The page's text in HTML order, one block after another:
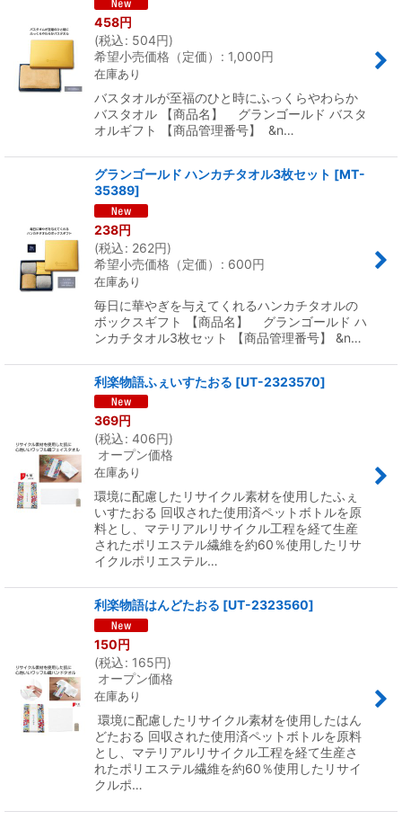
458円
(税込: 504円)
希望小売価格（定価）
: 1,000円
在庫あり
バスタオルが至福のひと時にふっくらやわらか
バスタオル 【商品名】 グランゴールド バスタ
オルギフト 【商品管理番号】 &n…
グランゴールド ハンカチタオル3枚セット [MT-
35389]
238円
(税込: 262円)
希望小売価格（定価）
: 600円
在庫あり
毎日に華やぎを与えてくれるハンカチタオルの
ボックスギフト 【商品名】 グランゴールド ハ
ンカチタオル3枚セット 【商品管理番号】 &n…
利楽物語ふぇいすたおる [UT-2323570]
369円
(税込: 406円)
オープン価格
在庫あり
環境に配慮したリサイクル素材を使用したふぇ
いすたおる 回収された使用済ペットボトルを原
料とし、マテリアルリサイクル工程を経て生産
されたポリエステル繊維を約60％使用したリサ
イクルポリエステル…
利楽物語はんどたおる [UT-2323560]
150円
(税込: 165円)
オープン価格
在庫あり
環境に配慮したリサイクル素材を使用したはん
どたおる 回収された使用済ペットボトルを原料
とし、マテリアルリサイクル工程を経て生産さ
れたポリエステル繊維を約60％使用したリサイ
クルポ…